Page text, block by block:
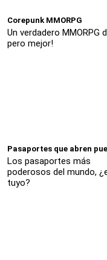
Corepunk MMORPG
Un verdadero MMORPG
pero mejor!
Pasaportes que abren
Los pasaportes más
poderosos del mundo,
tuyo?